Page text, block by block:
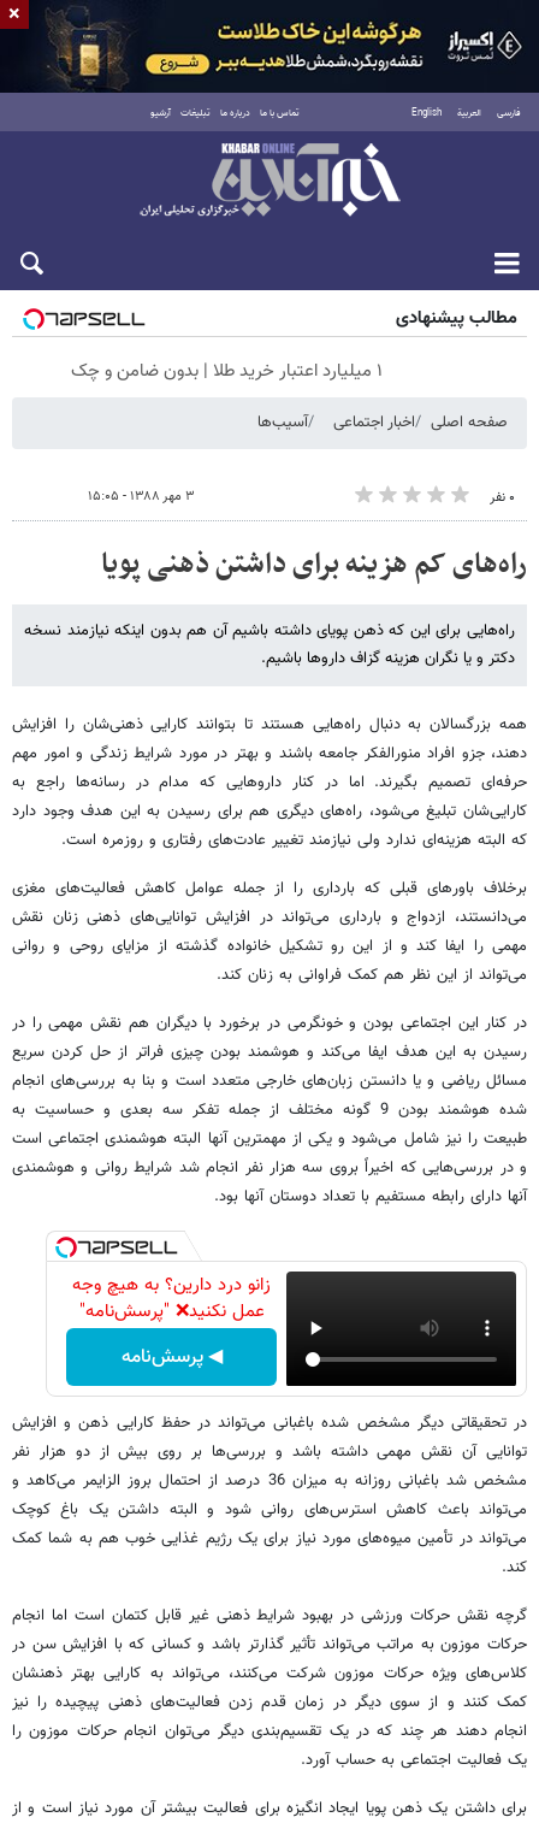
فارسی العربية English تماس با ما درباره ما تبلیغات آرشیو
شنبه ۱۷ مرداد ۱۴۰۵
مطالب پیشنهادی
۱ میلیارد اعتبار خرید طلا | بدون ضامن و چک
صفحه اصلی اخبار اجتماعی آسیب‌ها
۰ نفر ۳ مهر ۱۳۸۸ - ۱۵:۰۵
راه‌های کم هزینه برای داشتن ذهنی پویا
راه‌هایی برای این که ذهن پویای داشته باشیم آن هم بدون اینکه نیازمند نسخه
دکتر و یا نگران هزینه گزاف داروها باشیم.
همه بزرگسالان به دنبال راه‌هایی هستند تا بتوانند کارایی ذهنی‌شان را افزایش
دهند، جزو افراد منورالفکر جامعه باشند و بهتر در مورد شرایط زندگی و امور مهم
حرفه‌ای تصمیم بگیرند. اما در کنار داروهایی که مدام در رسانه‌ها راجع به
کارایی‌شان تبلیغ می‌شود، راه‌های دیگری هم برای رسیدن به این هدف وجود دارد
که البته هزینه‌ای ندارد ولی نیازمند تغییر عادت‌های رفتاری و روزمره است.
برخلاف باورهای قبلی که بارداری را از جمله عوامل کاهش فعالیت‌های مغزی
می‌دانستند، ازدواج و بارداری می‌تواند در افزایش توانایی‌های ذهنی زنان نقش
مهمی را ایفا کند و از این رو تشکیل خانواده گذشته از مزایای روحی و روانی
می‌تواند از این نظر هم کمک فراوانی به زنان کند.
در کنار این اجتماعی بودن و خونگرمی در برخورد با دیگران هم نقش مهمی را در
رسیدن به این هدف ایفا می‌کند و هوشمند بودن چیزی فراتر از حل کردن سریع
مسائل ریاضی و یا دانستن زبان‌های خارجی متعدد است و بنا به بررسی‌های انجام
شده هوشمند بودن 9 گونه مختلف از جمله تفکر سه بعدی و حساسیت به
طبیعت را نیز شامل می‌شود و یکی از مهمترین آنها البته هوشمندی اجتماعی است
و در بررسی‌هایی که اخیراً بروی سه هزار نفر انجام شد شرایط روانی و هوشمندی
آنها دارای رابطه مستفیم با تعداد دوستان آنها بود.
زانو درد دارین؟ به هیچ وجه
عمل نکنید❌ "پرسش‌نامه"
◀ پرسش‌نامه
در تحقیقاتی دیگر مشخص شده باغبانی می‌تواند در حفظ کارایی ذهن و افزایش
توانایی آن نقش مهمی داشته باشد و بررسی‌ها بر روی بیش از دو هزار نفر
مشخص شد باغبانی روزانه به میزان 36 درصد از احتمال بروز الزایمر می‌کاهد و
می‌تواند باعث کاهش استرس‌های روانی شود و البته داشتن یک باغ کوچک
می‌تواند در تأمین میوه‌های مورد نیاز برای یک رژیم غذایی خوب هم به شما کمک
کند.
گرچه نقش حرکات ورزشی در بهبود شرایط ذهنی غیر قابل کتمان است اما انجام
حرکات موزون به مراتب می‌تواند تأثیر گذارتر باشد و کسانی که با افزایش سن در
کلاس‌های ویژه حرکات موزون شرکت می‌کنند، می‌تواند به کارایی بهتر ذهنشان
کمک کنند و از سوی دیگر در زمان قدم زدن فعالیت‌های ذهنی پیچیده را نیز
انجام دهند هر چند که در یک تقسیم‌بندی دیگر می‌توان انجام حرکات موزون را
یک فعالیت اجتماعی به حساب آورد.
برای داشتن یک ذهن پویا ایجاد انگیزه برای فعالیت بیشتر آن مورد نیاز است و از
×